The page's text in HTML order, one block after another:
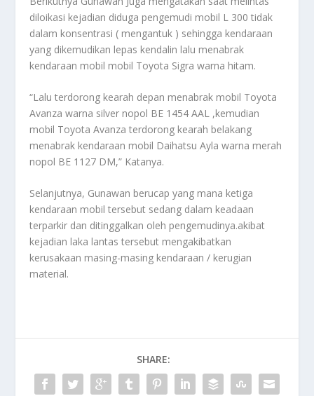
diloikasi kejadian diduga pengemudi mobil L 300 tidak
dalam konsentrasi ( mengantuk ) sehingga kendaraan
yang dikemudikan lepas kendalin lalu menabrak
kendaraan mobil mobil Toyota Sigra warna hitam.
“Lalu terdorong kearah depan menabrak mobil Toyota
Avanza warna silver nopol BE 1454 AAL ,kemudian
mobil Toyota Avanza terdorong kearah belakang
menabrak kendaraan mobil Daihatsu Ayla warna merah
nopol BE 1127 DM,” Katanya.
Selanjutnya, Gunawan berucap yang mana ketiga
kendaraan mobil tersebut sedang dalam keadaan
terparkir dan ditinggalkan oleh pengemudinya.akibat
kejadian laka lantas tersebut mengakibatkan
kerusakaan masing-masing kendaraan / kerugian
material.
SHARE: